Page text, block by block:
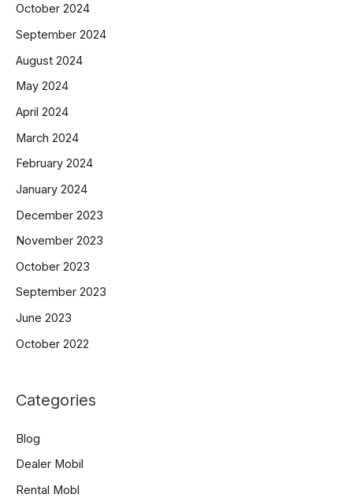
October 2024
September 2024
August 2024
May 2024
April 2024
March 2024
February 2024
January 2024
December 2023
November 2023
October 2023
September 2023
June 2023
October 2022
Categories
Blog
Dealer Mobil
Rental Mobl